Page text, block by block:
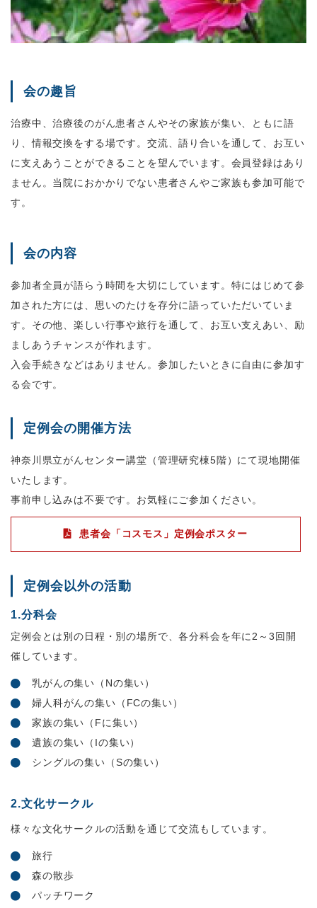
会の趣旨
治療中、治療後のがん患者さんやその家族が集い、ともに語
り、情報交換をする場です。交流、語り合いを通して、お互い
に支えあうことができることを望んでいます。会員登録はあり
ません。当院におかかりでない患者さんやご家族も参加可能で
す。
会の内容
参加者全員が語らう時間を大切にしています。特にはじめて参
加された方には、思いのたけを存分に語っていただいていま
す。その他、楽しい行事や旅行を通して、お互い支えあい、励
ましあうチャンスが作れます。
入会手続きなどはありません。参加したいときに自由に参加す
る会です。
定例会の開催方法
神奈川県立がんセンター講堂（管理研究棟5階）にて現地開催
いたします。
事前申し込みは不要です。お気軽にご参加ください。
患者会「コスモス」定例会ポスター
定例会以外の活動
1.分科会
定例会とは別の日程・別の場所で、各分科会を年に2～3回開
催しています。
乳がんの集い（Nの集い）
婦人科がんの集い（FCの集い）
家族の集い（Fに集い）
遺族の集い（Iの集い）
シングルの集い（Sの集い）
2.文化サークル
様々な文化サークルの活動を通じて交流もしています。
旅行
森の散歩
パッチワーク